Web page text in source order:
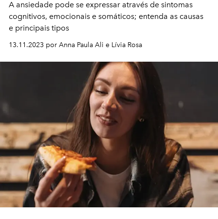
A ansiedade pode se expressar através de sintomas
cognitivos, emocionais e somáticos; entenda as causas
e principais tipos
13.11.2023 por Anna Paula Ali e Lívia Rosa